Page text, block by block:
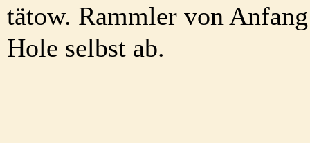
tätow. Rammler von
Hole selbst ab.